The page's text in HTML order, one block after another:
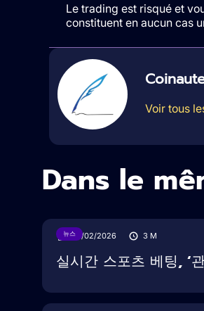
Le trading est risqué et
constituent en aucun cas
Voir tous
Dans le
뉴스05/02/2026 3 M
실시간 스포츠 베팅, ‘